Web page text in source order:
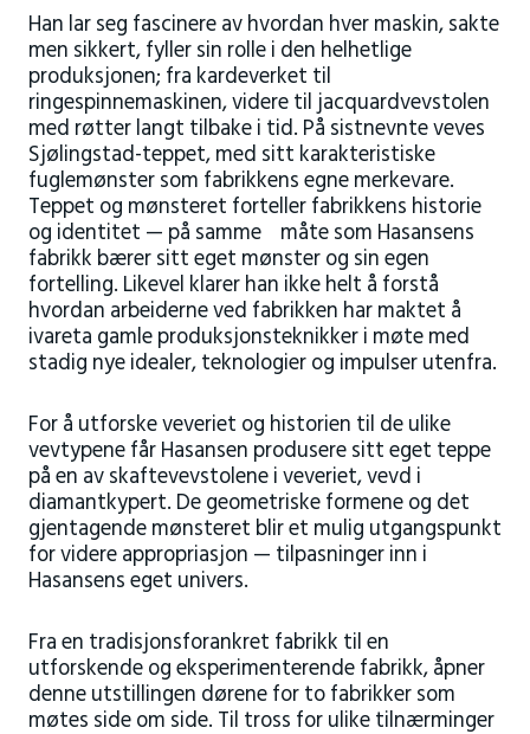
Han lar seg fascinere av hvordan hver maskin, sakte
men sikkert, fyller sin rolle i den helhetlige
produksjonen; fra kardeverket til
ringespinnemaskinen, videre til jacquardvevstolen
med røtter langt tilbake i tid. På sistnevnte veves
Sjølingstad-teppet, med sitt karakteristiske
fuglemønster som fabrikkens egne merkevare.
Teppet og mønsteret forteller fabrikkens historie
og identitet — på samme måte som Hasansens
fabrikk bærer sitt eget mønster og sin egen
fortelling. Likevel klarer han ikke helt å forstå
hvordan arbeiderne ved fabrikken har maktet å
ivareta gamle produksjonsteknikker i møte med
stadig nye idealer, teknologier og impulser utenfra.
For å utforske veveriet og historien til de ulike
vevtypene får Hasansen produsere sitt eget teppe
på en av skaftevevstolene i veveriet, vevd i
diamantkypert. De geometriske formene og det
gjentagende mønsteret blir et mulig utgangspunkt
for videre appropriasjon — tilpasninger inn i
Hasansens eget univers.
Fra en tradisjonsforankret fabrikk til en
utforskende og eksperimenterende fabrikk, åpner
denne utstillingen dørene for to fabrikker som
møtes side om side. Til tross for ulike tilnærminger